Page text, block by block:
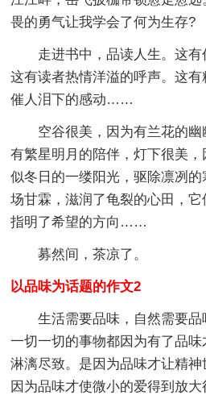
畏的勇气让我学会了何为生存?
走进书中，品读人生。这有
这有读者热情洋溢的呼声。这
催人泪下的感动……
空谷很美，因为有兰花的
有繁星明月的陪伴，灯下很美
似冬日的一缕阳光，驱除凛冽
场甘霖，滋润了龟裂的心田，它
指明了希望的方向……
募然间，茶凉了。
以品味为话题的作文2
生活需要品味，自然需要
一切一切的事物都因为有了品
淋漓尽致。是因为品味才让精
因为品味才使微小的爱得到放大